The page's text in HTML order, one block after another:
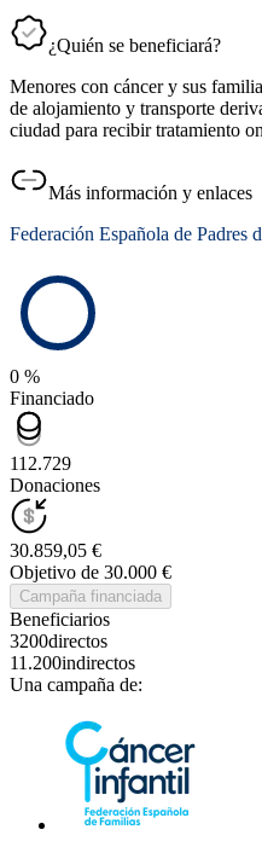
¿Quién se beneficiará?
Menores con cáncer y sus
de alojamiento y transporte
ciudad para recibir tratamiento
Más información y enlaces
Federación Española de Padres
0 %
Financiado
112.729
Donaciones
30.859,05 €
Objetivo de 30.000 €
Campaña financiada
Beneficiarios
3200directos
11.200indirectos
Una campaña de: